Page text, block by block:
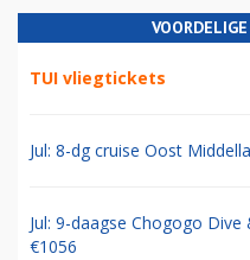
TUI vliegtickets
Jul: 8-dg cruise Oost
Jul: 9-daagse Chogogo
€1056